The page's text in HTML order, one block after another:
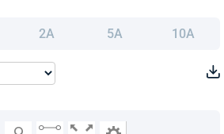
2A 5A 10A